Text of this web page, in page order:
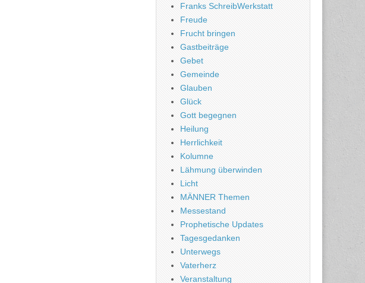
Franks SchreibWerkstatt
Freude
Frucht bringen
Gastbeiträge
Gebet
Gemeinde
Glauben
Glück
Gott begegnen
Heilung
Herrlichkeit
Kolumne
Lähmung überwinden
Licht
MÄNNER Themen
Messestand
Prophetische Updates
Tagesgedanken
Unterwegs
Vaterherz
Veranstaltung